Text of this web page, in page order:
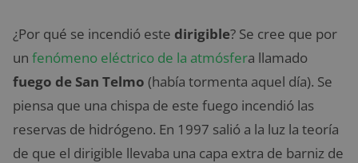
¿Por qué se incendió este dirigible? Se cree que por
un fenómeno eléctrico de la atmósfera llamado
fuego de San Telmo (había tormenta aquel día). Se
piensa que una chispa de este fuego incendió las
reservas de hidrógeno. En 1997 salió a la luz la teoría
de que el dirigible llevaba una capa extra de barniz de